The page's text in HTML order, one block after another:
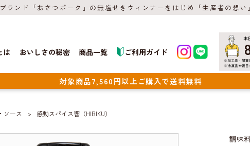
ランド「おさつポーク」の無塩せきウィンナーをはじめ「生産者の想
は おいしさの秘密 商品一覧 ご利用ガイド
対象商品7,560円以上ご購入で送料無料
ソース 感動スパイス響（HIBIKU）
調味